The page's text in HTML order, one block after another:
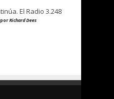
El Radio 3.248
Richard Dees